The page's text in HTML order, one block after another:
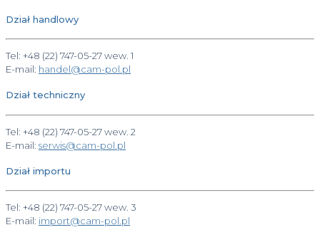
Dział handlowy
Tel: +48 (22) 747-05-27 wew. 1
E-mail: handel@cam-pol.pl
Dział techniczny
Tel: +48 (22) 747-05-27 wew. 2
E-mail: serwis@cam-pol.pl
Dział importu
Tel: +48 (22) 747-05-27 wew. 3
E-mail: import@cam-pol.pl